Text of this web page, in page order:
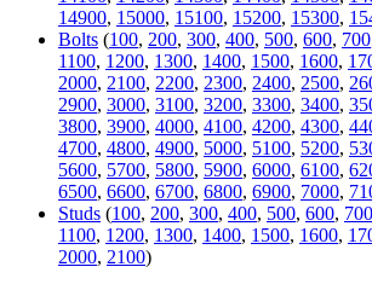
14900, 15000, 15100, 15200, 15300,
Bolts (100, 200, 300, 400, 500, 600, 700
1100, 1200, 1300, 1400, 1500, 1600,
2000, 2100, 2200, 2300, 2400, 2500,
2900, 3000, 3100, 3200, 3300, 3400,
3800, 3900, 4000, 4100, 4200, 4300,
4700, 4800, 4900, 5000, 5100, 5200,
5600, 5700, 5800, 5900, 6000, 6100,
6500, 6600, 6700, 6800, 6900, 7000,
Studs (100, 200, 300, 400, 500, 600, 700
1100, 1200, 1300, 1400, 1500, 1600,
2000, 2100)